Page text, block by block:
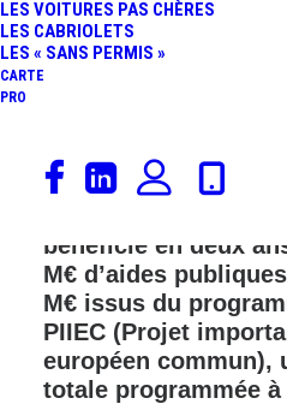
LES VOITURES PAS CHÈRES
LES CABRIOLETS
LES « SANS PERMIS »
CARTE
PRO
SelonLe Monde
présentée comme
bénéficié en deux
M€ d’aides
M€ issus du
PIIEC (Projet
européen commun),
totale programmée